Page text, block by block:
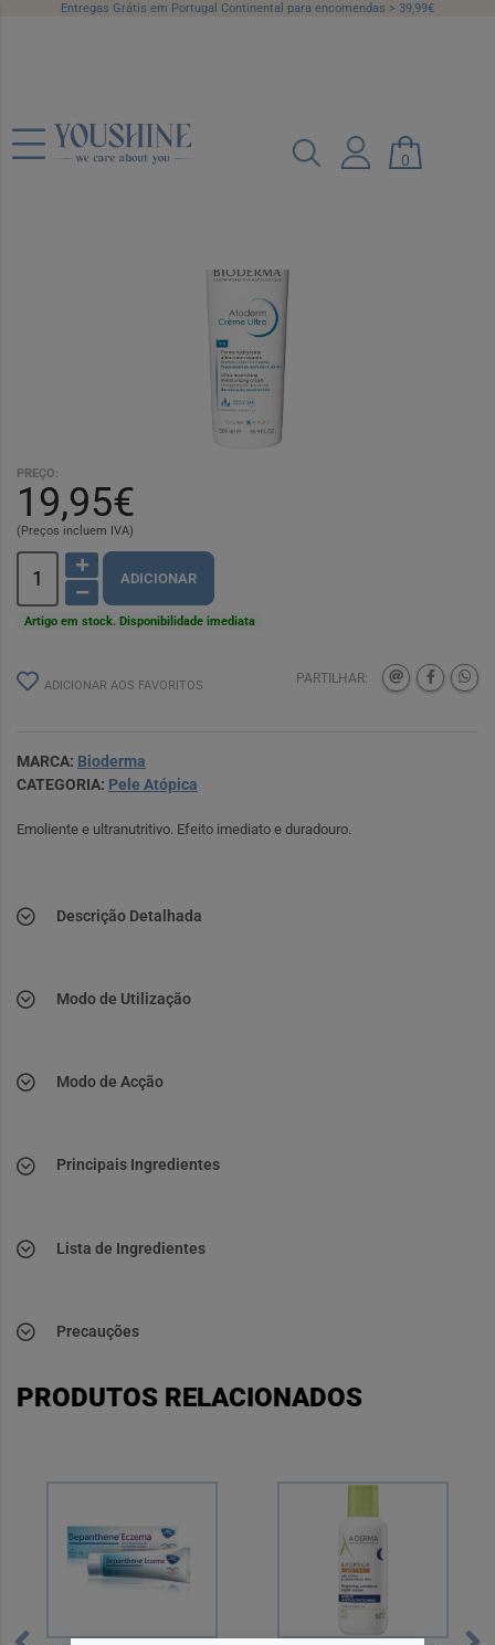
Entregas Grátis em Portugal Continental para encomendas > 39,99€
0
Bioderma Atoderm Creme Ultra 500 ml
com Preço Especial
PREÇO:
19,95€
(Preços incluem IVA)
ADICIONAR
Artigo em stock. Disponibilidade imediata
ADICIONAR AOS FAVORITOS PARTILHAR:
MARCA: Bioderma
CATEGORIA: Pele Atópica
Emoliente e ultranutritivo. Efeito imediato e duradouro.
Descrição Detalhada
Modo de Utilização
Modo de Acção
Principais Ingredientes
Lista de Ingredientes
Precauções
PRODUTOS RELACIONADOS